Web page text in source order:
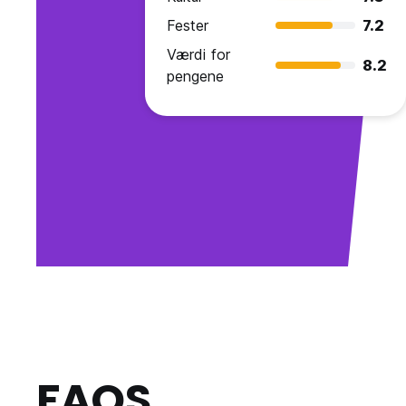
Fester
7.2
Værdi for
pengene
8.2